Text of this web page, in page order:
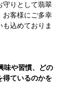
守りとして翡翠
お客様にご多幸
込めておりま
味や習慣、どの
得ているのかを